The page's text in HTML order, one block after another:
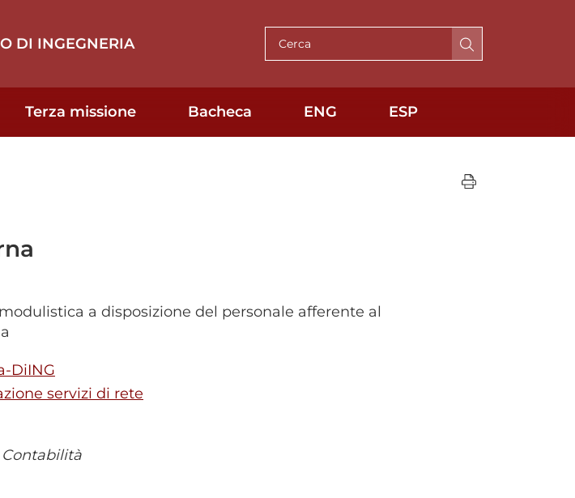
DI INGEGNERIA
Terza missione Bacheca ENG ESP
a disposizione del personale afferente al
DiING
servizi di rete